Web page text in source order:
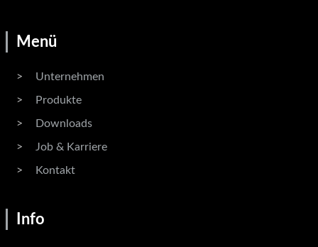
Menü
Unternehmen
Produkte
Downloads
Job & Karriere
Kontakt
Info